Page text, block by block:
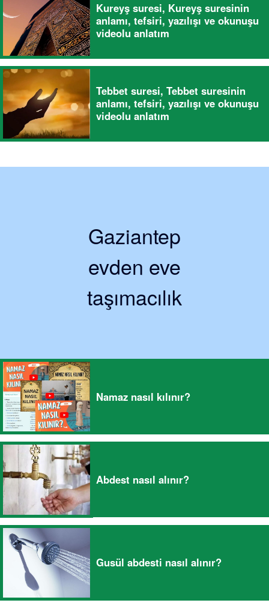
Kureyş suresi, Kureyş suresinin
anlamı, tefsiri, yazılışı ve okunuşu
videolu anlatım
Tebbet suresi, Tebbet suresinin
anlamı, tefsiri, yazılışı ve okunuşu
videolu anlatım
Gaziantep
evden eve
taşımacılık
Namaz nasıl kılınır?
Abdest nasıl alınır?
Gusül abdesti nasıl alınır?